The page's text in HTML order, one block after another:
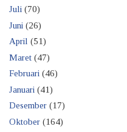
Juli (70)
Juni (26)
April (51)
Maret (47)
Februari (46)
Januari (41)
Desember (17)
Oktober (164)